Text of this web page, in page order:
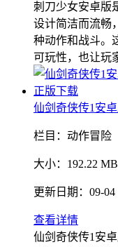
刺刀少女安卓版
设计简洁而流畅
种动作和战斗。
可玩性，也让玩
仙剑奇侠传1安
栏目： 动作冒险
大小： 192.22 MB
更新日期： 09-04
查看详情
仙剑奇侠传1安